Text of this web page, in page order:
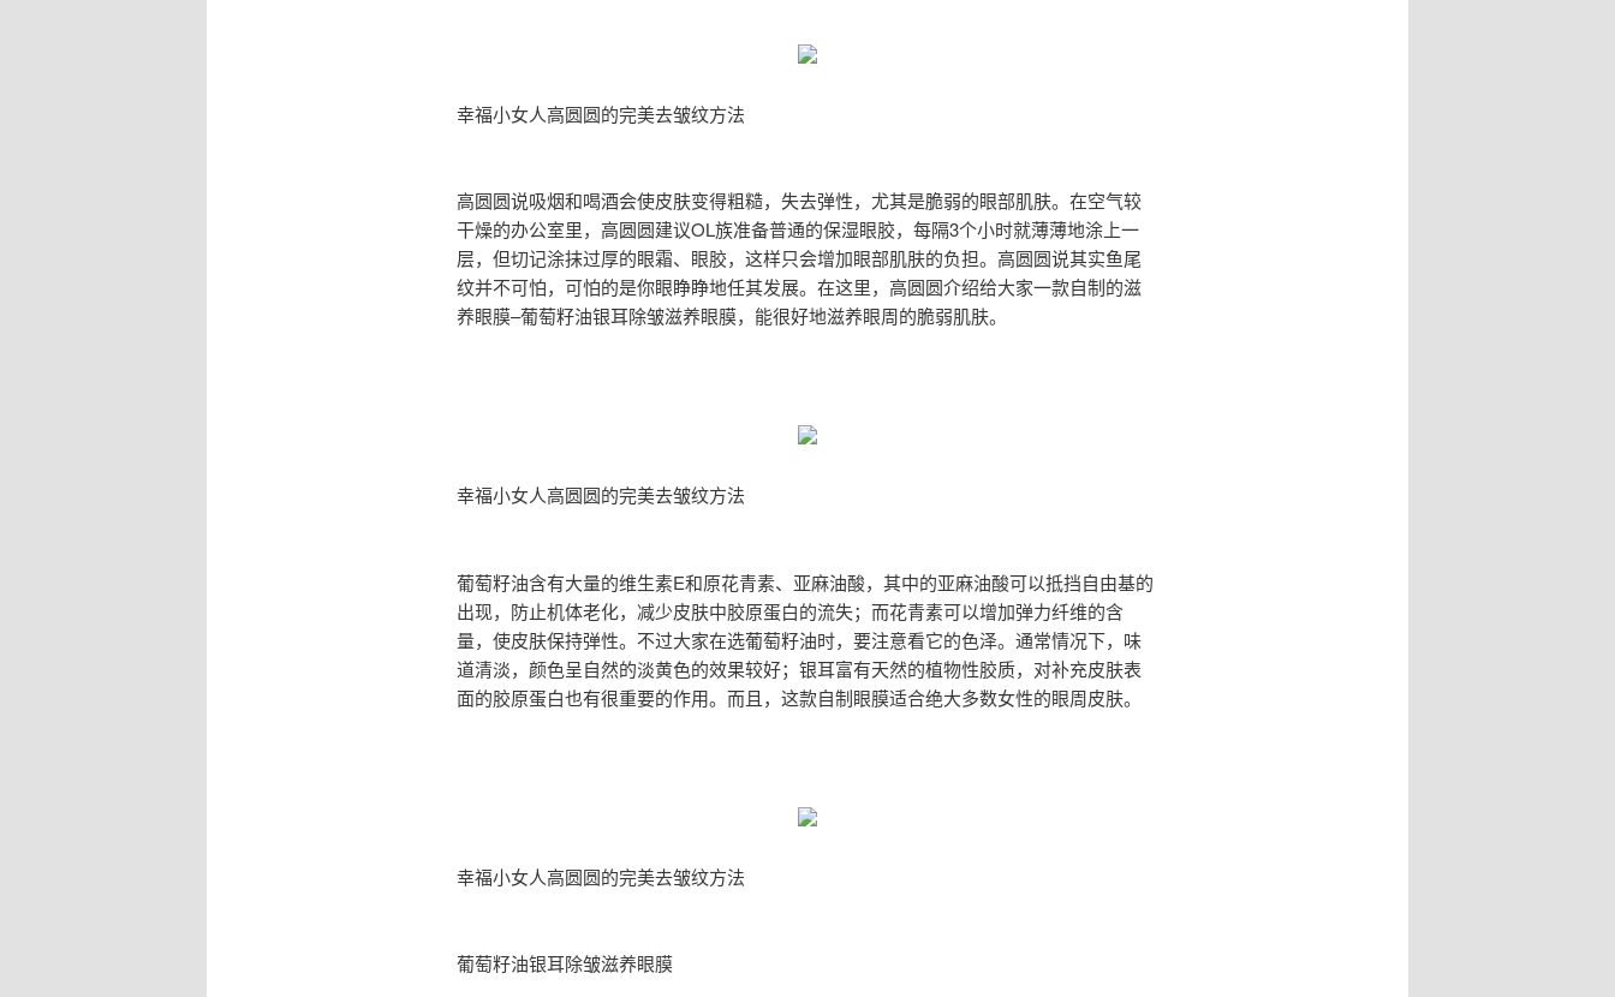
幸福小女人高圆圆的完美去皱纹方法
高圆圆说吸烟和喝酒会使皮肤变得粗糙，失去弹性，尤其是脆弱的眼部肌肤。在空气较
干燥的办公室里，高圆圆建议OL族准备普通的保湿眼胶，每隔3个小时就薄薄地涂上一
层，但切记涂抹过厚的眼霜、眼胶，这样只会增加眼部肌肤的负担。高圆圆说其实鱼尾
纹并不可怕，可怕的是你眼睁睁地任其发展。在这里，高圆圆介绍给大家一款自制的滋
养眼膜–葡萄籽油银耳除皱滋养眼膜，能很好地滋养眼周的脆弱肌肤。
幸福小女人高圆圆的完美去皱纹方法
葡萄籽油含有大量的维生素E和原花青素、亚麻油酸，其中的亚麻油酸可以抵挡自由基的
出现，防止机体老化，减少皮肤中胶原蛋白的流失；而花青素可以增加弹力纤维的含
量，使皮肤保持弹性。不过大家在选葡萄籽油时，要注意看它的色泽。通常情况下，味
道清淡，颜色呈自然的淡黄色的效果较好；银耳富有天然的植物性胶质，对补充皮肤表
面的胶原蛋白也有很重要的作用。而且，这款自制眼膜适合绝大多数女性的眼周皮肤。
幸福小女人高圆圆的完美去皱纹方法
葡萄籽油银耳除皱滋养眼膜